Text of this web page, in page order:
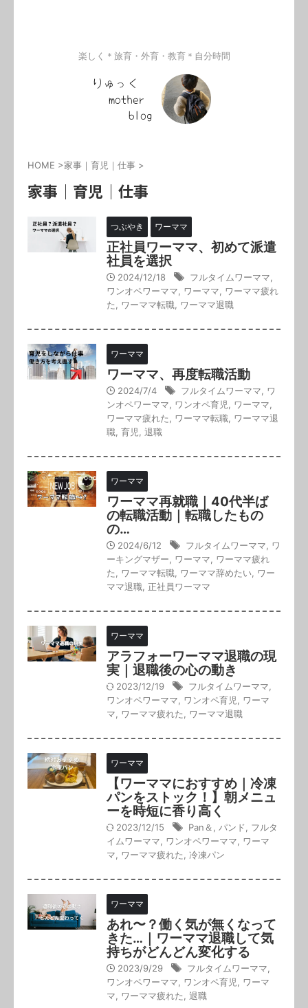
楽しく＊旅育・外育・教育＊自分時間
HOME >家事｜育児｜仕事 >
家事｜育児｜仕事
つぶやき ワーママ
正社員ワーママ、初めて派遣
社員を選択
2024/12/18 フルタイムワーママ
ワンオペワーママ
ワーママ
ワーママ疲れ
た
ワーママ転職 ワーママ退職
ワーママ
ワーママ、再度転職活動
2024/7/4 フルタイムワーママ
ワ
ンオペワーママ
ワンオペ育児 ワーママ
ワーママ疲れた
ワーママ転職
ワーママ退
職 育児 退職
ワーママ
ワーママ再就職｜40代半ば
の転職活動｜転職したもの
の…
2024/6/12 フルタイムワーママ
ワ
ーキングマザー
ワーママ
ワーママ疲れ
た
ワーママ転職 ワーママ辞めたい ワー
ママ退職 正社員ワーママ
ワーママ
アラフォーワーママ退職の現
実｜退職後の心の動き
2023/12/19 フルタイムワーママ
ワンオペワーママ
ワンオペ育児
ワーマ
マ
ワーママ疲れた ワーママ退職
ワーママ
【ワーママにおすすめ｜冷凍
パンをストック！】朝メニュ
ーを時短に香り高く
2023/12/15 Pan＆ パンド
フルタ
イムワーママ
ワンオペワーママ
ワーマ
マ
ワーママ疲れた 冷凍パン
ワーママ
あれ〜？働く気が無くなって
きた…｜ワーママ退職して気
持ちがどんどん変化する
2023/9/29 フルタイムワーママ
ワンオペワーママ
ワンオペ育児
ワーマ
マ
ワーママ疲れた 退職